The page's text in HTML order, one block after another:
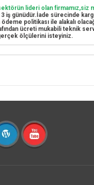
lideri olan firmamız,siz
günüdür.İade sürecinde
ödeme politikası ile alakalı
ücreti mukabili teknik
ölçülerini isteyiniz.